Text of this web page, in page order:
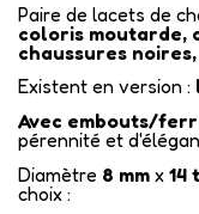
Paire de lacets de
coloris moutarde,
chaussures
Existent en version :
Avec embouts/
pérennité et
Diamètre 8 mm x 14
choix :